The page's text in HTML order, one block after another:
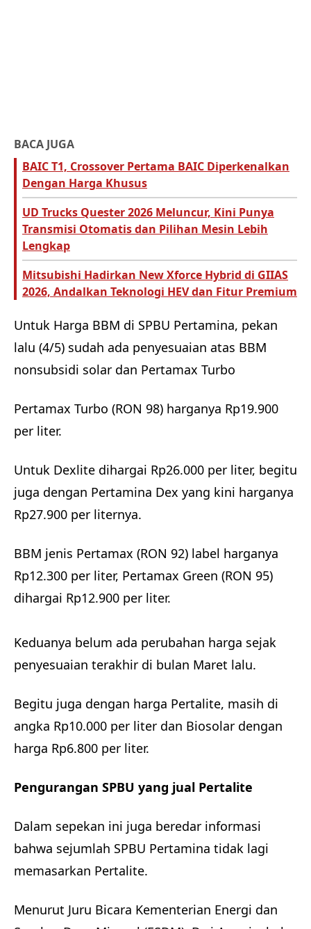
BACA JUGA
BAIC T1, Crossover Pertama BAIC Diperkenalkan
Dengan Harga Khusus
UD Trucks Quester 2026 Meluncur, Kini Punya
Transmisi Otomatis dan Pilihan Mesin Lebih
Lengkap
Mitsubishi Hadirkan New Xforce Hybrid di GIIAS
2026, Andalkan Teknologi HEV dan Fitur Premium
Untuk Harga BBM di SPBU Pertamina, pekan
lalu (4/5) sudah ada penyesuaian atas BBM
nonsubsidi solar dan Pertamax Turbo
Pertamax Turbo (RON 98) harganya Rp19.900
per liter.
Untuk Dexlite dihargai Rp26.000 per liter, begitu
juga dengan Pertamina Dex yang kini harganya
Rp27.900 per liternya.
BBM jenis Pertamax (RON 92) label harganya
Rp12.300 per liter, Pertamax Green (RON 95)
dihargai Rp12.900 per liter.
Keduanya belum ada perubahan harga sejak
penyesuaian terakhir di bulan Maret lalu.
Begitu juga dengan harga Pertalite, masih di
angka Rp10.000 per liter dan Biosolar dengan
harga Rp6.800 per liter.
Pengurangan SPBU yang jual Pertalite
Dalam sepekan ini juga beredar informasi
bahwa sejumlah SPBU Pertamina tidak lagi
memasarkan Pertalite.
Menurut Juru Bicara Kementerian Energi dan